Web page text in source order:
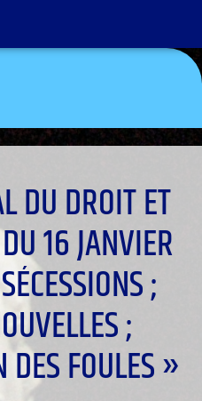
DU DROIT ET
16 JANVIER
;
;
FOULES »